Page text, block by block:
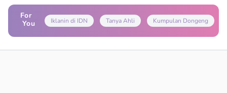
For
You
Iklanin di IDN Tanya Ahli Kumpulan Dongeng